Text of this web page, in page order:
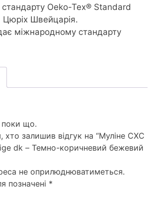
Oeko-Tex® Standard
Цюріх Швейцарія.
міжнародному стандарту
поки що.
залишив відгук на “Муліне СХС
dk – Темно-коричневий бежевий
не оприлюднюватиметься.
позначені *